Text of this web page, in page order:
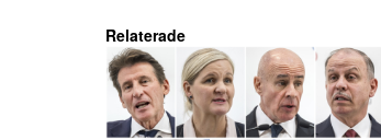
Relaterade